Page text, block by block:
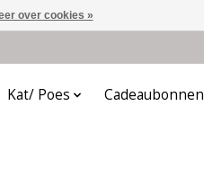
Kat/ Poes Cadeaubonnen
over cookies »